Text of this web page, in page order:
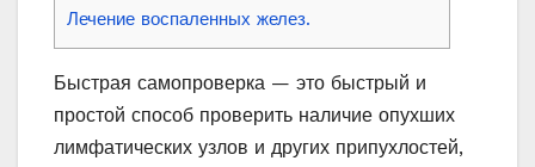
Лечение воспаленных желез.
Быстрая самопроверка — это быстрый и
простой способ проверить наличие опухших
лимфатических узлов и других припухлостей,